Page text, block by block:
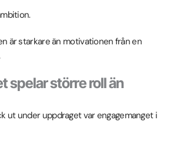
är starkare än motivationen från en
spelar större roll än
ut under uppdraget var engagemanget i